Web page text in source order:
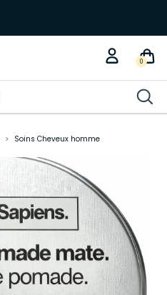
0
Soins Cheveux homme